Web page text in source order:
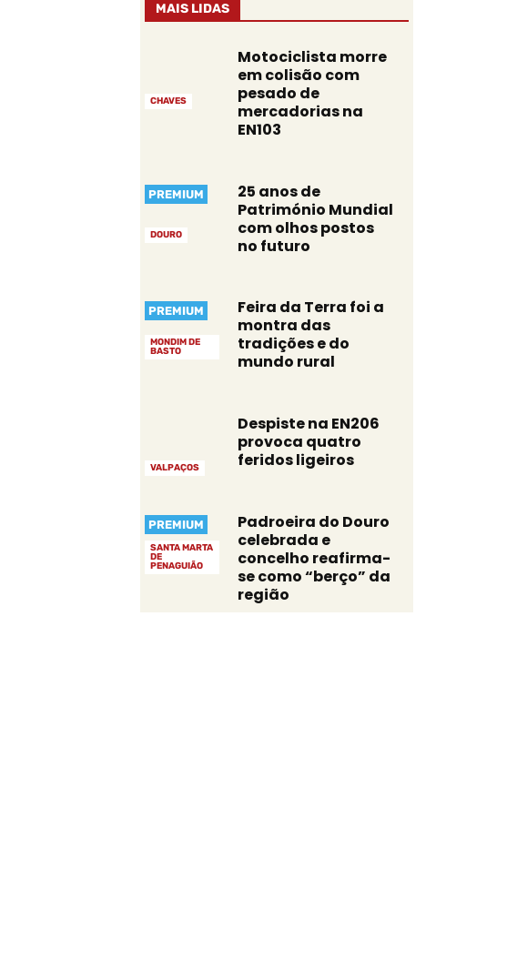
MAIS LIDAS
CHAVES
Motociclista morre
em colisão com
pesado de
mercadorias na
EN103
DOURO
PREMIUM
25 anos de
Património Mundial
com olhos postos
no futuro
MONDIM DE
BASTO
PREMIUM
Feira da Terra foi a
montra das
tradições e do
mundo rural
VALPAÇOS
Despiste na EN206
provoca quatro
feridos ligeiros
SANTA MARTA
DE
PENAGUIÃO
PREMIUM
Padroeira do Douro
celebrada e
concelho reafirma-
se como “berço” da
região